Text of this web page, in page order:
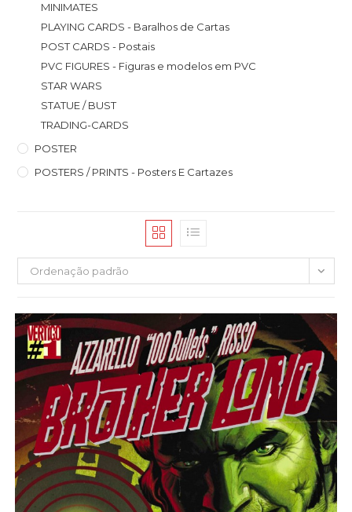
MINIMATES
PLAYING CARDS - Baralhos de Cartas
POST CARDS - Postais
PVC FIGURES - Figuras e modelos em PVC
STAR WARS
STATUE / BUST
TRADING-CARDS
POSTER
POSTERS / PRINTS - Posters E Cartazes
Ordenação padrão